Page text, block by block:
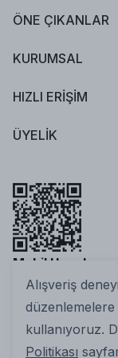
Alışveriş
kullanıyoruz.
Politikası
ÖNE ÇIKANLAR
KURUMSAL
HIZLI ERİŞİM
ÜYELİK
Mobil